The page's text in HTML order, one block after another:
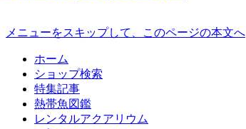
メニューをスキップして、このページの本文へ
ホーム
ショップ検索
特集記事
熱帯魚図鑑
レンタルアクアリウム